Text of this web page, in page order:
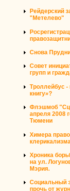
Рейдерский
"Метелево"
Снова
Совет
групп и
Троллейбус
книгу»?
Флэшмоб
апреля 2008
Тюмени
Химера
клерикализма
Хроника
на ул.
Мэрия.
Социальный
прочь от